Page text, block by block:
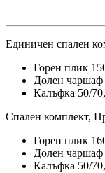
Единичен спален
Горен плик
Долен чаршаф
Калъфка 50/
Спален комплект,
Горен плик
Долен чаршаф
Калъфка 50/